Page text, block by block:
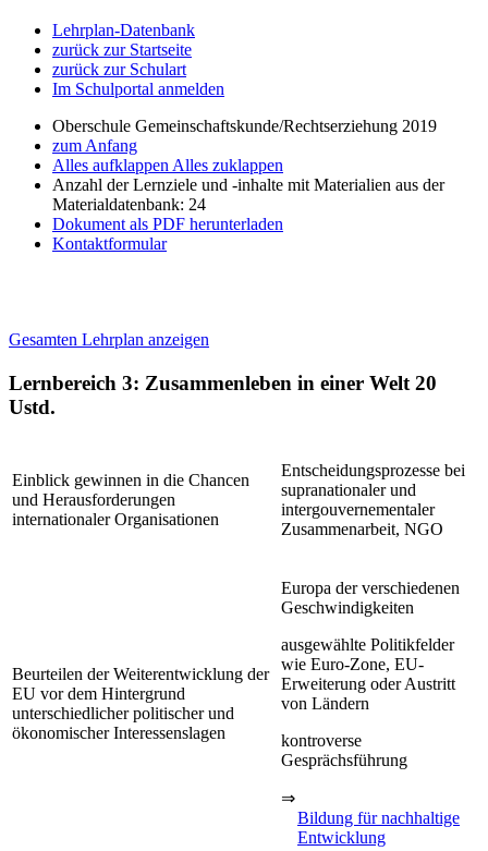
Lehrplan-Datenbank
zurück zur Startseite
zurück zur Schulart
Im Schulportal anmelden
Oberschule Gemeinschaftskunde/Rechtserziehung 2019
zum Anfang
Alles aufklappen Alles zuklappen
Anzahl der Lernziele und -inhalte mit Materialien aus der
Materialdatenbank: 24
Dokument als PDF herunterladen
Kontaktformular
Gesamten Lehrplan anzeigen
Lernbereich 3: Zusammenleben in einer Welt 20
Ustd.
Einblick gewinnen in die Chancen
und Herausforderungen
internationaler Organisationen
Entscheidungsprozesse bei
supranationaler und
intergouvernementaler
Zusammenarbeit, NGO
Beurteilen der Weiterentwicklung der
EU vor dem Hintergrund
unterschiedlicher politischer und
ökonomischer Interessenslagen
Europa der verschiedenen
Geschwindigkeiten
ausgewählte Politikfelder
wie Euro-Zone, EU-
Erweiterung oder Austritt
von Ländern
kontroverse
Gesprächsführung
⇒
Bildung für nachhaltige
Entwicklung